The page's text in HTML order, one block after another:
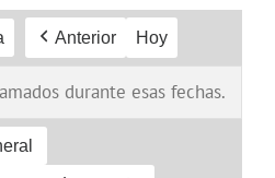
Anterior Hoy
durante esas fechas.